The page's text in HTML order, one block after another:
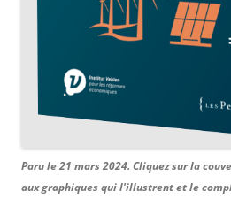
Paru le 21 mars 2024. Cliquez sur la
aux graphiques qui l'illustrent et le